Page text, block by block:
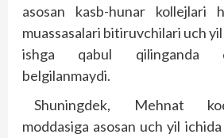
asosan kasb-hunar kollejlari
muassasalari bitiruvchilari uch
ishga qabul qilinganda
belgilanmaydi.
Shuningdek, Mehnat
moddasiga asosan uch yil